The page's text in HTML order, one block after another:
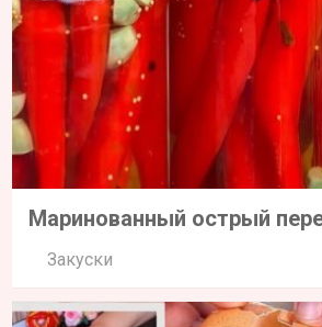
Маринованный острый
Закуски